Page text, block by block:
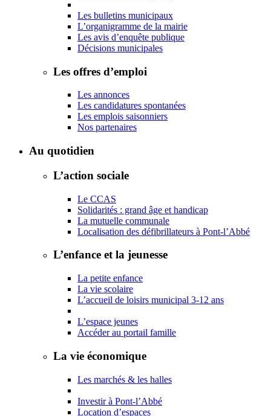
Les bulletins municipaux
L’organigramme de la mairie
Les avis d’enquête publique
Décisions municipales
Les offres d’emploi
Les annonces
Les candidatures spontanées
Les emplois saisonniers
Nos partenaires
Au quotidien
L’action sociale
Le CCAS
Solidarités : grand âge et handicap
La mutuelle communale
Localisation des défibrillateurs à Pont-l’Abbé
L’enfance et la jeunesse
La petite enfance
La vie scolaire
L’accueil de loisirs municipal 3-12 ans
L’espace jeunes
Accéder au portail famille
La vie économique
Les marchés & les halles
Investir à Pont-l’Abbé
Location d’espaces